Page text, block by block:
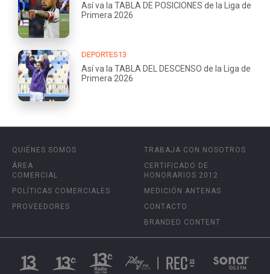
Así va la TABLA DE POSICIONES de la Liga de
Primera 2026
DEPORTES13
Así va la TABLA DEL DESCENSO de la Liga de
Primera 2026
QUIÉNES SOMOS
ÁREA
COMERCIAL
POLÍTICAS COMERCIALES
PROVEEDORES
TRABAJA CON NOSOTROS
CERTIFICADO DE
HONORARIOS 2012
MEDICIÓN ANTENAS
CONTACTO
BRANDED CONTENT